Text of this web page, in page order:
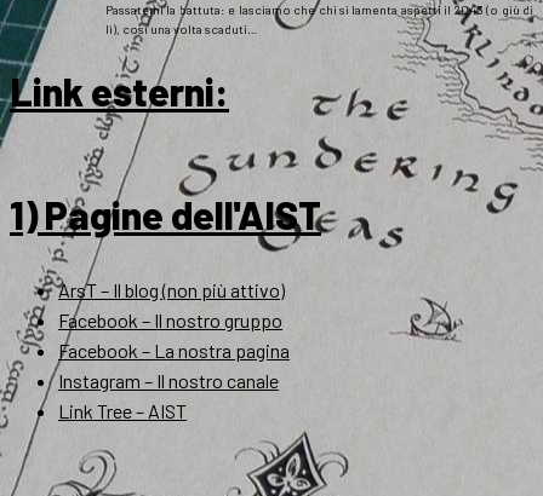
Passatemi la battuta: e lasciamo che chi si lamenta aspetti il 2043 (o giù di
lì), così una volta scaduti…
Link esterni:
1) Pagine dell'AIST
ArsT – Il blog (non più attivo)
Facebook – Il nostro gruppo
Facebook – La nostra pagina
Instagram – Il nostro canale
Link Tree – AIST